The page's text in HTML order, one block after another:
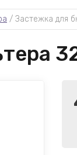
/ Застежка для